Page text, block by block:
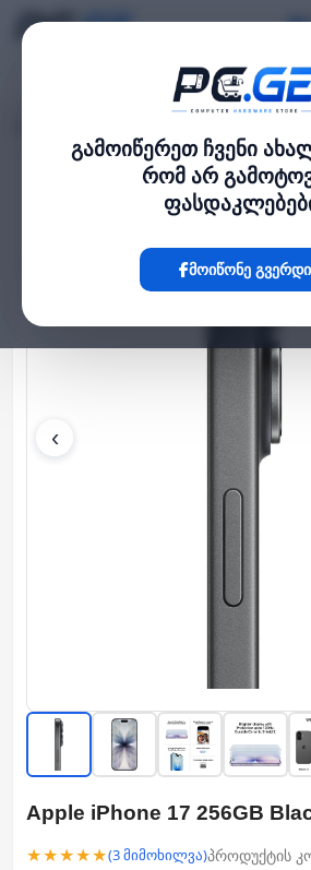
გამოიწერეთ ჩვენი
რომ არ
მოიწონე გვერდი
‹
Apple iPhone 17 256GB
★★★★★(3 მიმოხილვა)პროდუქტის